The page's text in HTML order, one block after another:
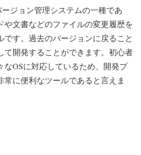
ージョン管理システムの一種であ
や文書などのファイルの変更履歴を
です。過去のバージョンに戻ること
て開発することができます。初心者
なOSに対応しているため、開発プ
常に便利なツールであると言えま